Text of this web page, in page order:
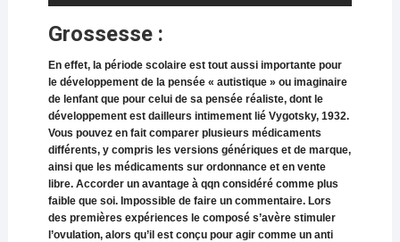
Grossesse :
En effet, la période scolaire est tout aussi importante pour
le développement de la pensée « autistique » ou imaginaire
de lenfant que pour celui de sa pensée réaliste, dont le
développement est dailleurs intimement lié Vygotsky, 1932.
Vous pouvez en fait comparer plusieurs médicaments
différents, y compris les versions génériques et de marque,
ainsi que les médicaments sur ordonnance et en vente
libre. Accorder un avantage à qqn considéré comme plus
faible que soi. Impossible de faire un commentaire. Lors
des premières expériences le composé s’avère stimuler
l’ovulation, alors qu’il est conçu pour agir comme un anti